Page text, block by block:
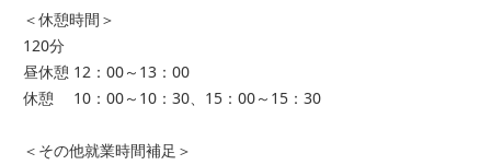
＜休憩時間＞
120分
昼休憩 12：00～13：00
休憩 10：00～10：30、15：00～15：30
＜その他就業時間補足＞